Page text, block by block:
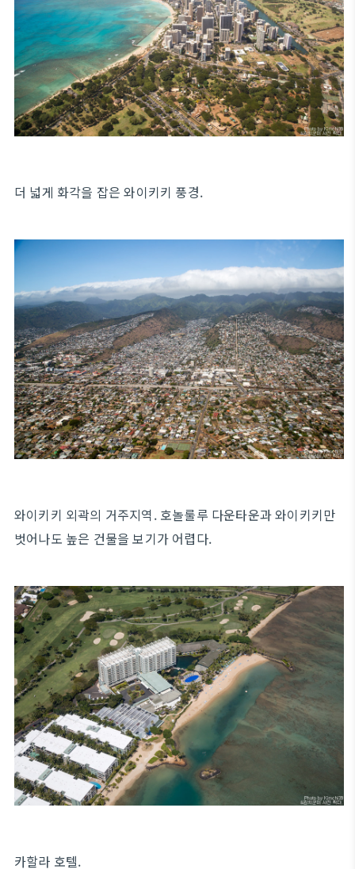
더 넓게 화각을 잡은 와이키키 풍경.
와이키키 외곽의 거주지역. 호놀룰루 다운타운과 와이키키만
벗어나도 높은 건물을 보기가 어렵다.
카할라 호텔.